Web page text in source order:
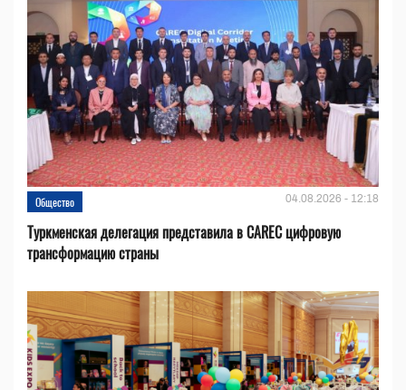
Общество 04.08.2026 - 12:18
Туркменская делегация представила в CAREC цифровую
трансформацию страны